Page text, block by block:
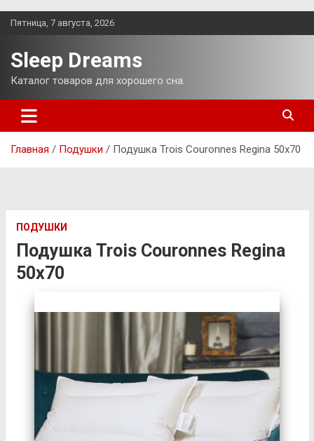
Перейти
Пятница, 7 августа, 2026
Sleep Dreams
Каталог товаров для хорошего сна.
Главная Подушки Подушка Trois Couronnes Regina 50х70
ПОДУШКИ
Подушка Trois Couronnes Regina
50х70